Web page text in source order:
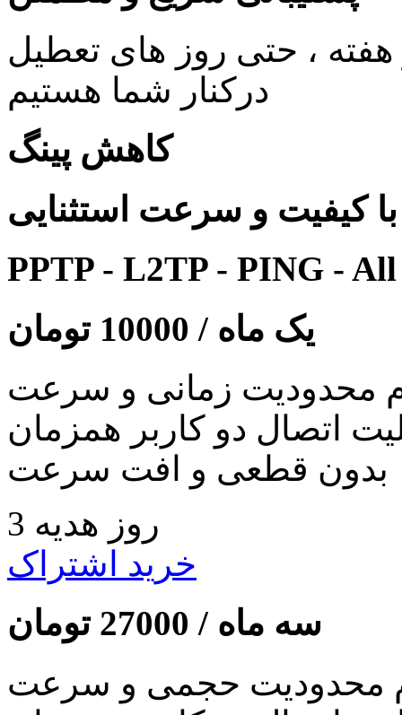
24 ساعته در 7 روز هفته ، حتی روز های تعطیل
درکنار شما هستیم
کاهش پینگ
کیفیت و سرعت استثنایی
PPTP - L2TP - PING -
یک ماه / 10000 تومان
محدودیت زمانی و سرعت
اتصال دو کاربر همزمان
بدون قطعی و افت سرعت
3 روز هدیه
خرید اشتراک
سه ماه / 27000 تومان
محدودیت حجمی و سرعت